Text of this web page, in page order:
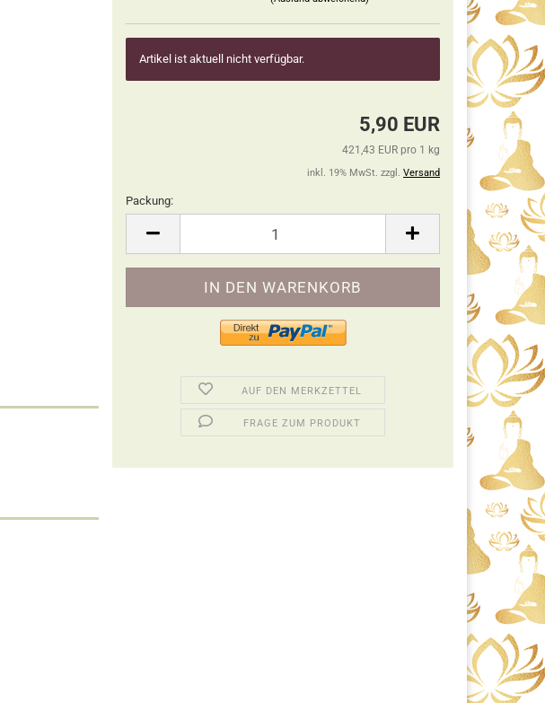
Artikel ist aktuell nicht verfügbar.
5,90 EUR
421,43 EUR pro 1 kg
inkl. 19% MwSt. zzgl. Versand
Packung:
Packung
AUF DEN MERKZETTEL
FRAGE ZUM PRODUKT